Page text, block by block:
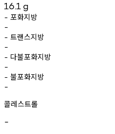
16.1 g
- 포화지방
-
- 트랜스지방
-
- 다불포화지방
-
- 불포화지방
-
콜레스트롤
-